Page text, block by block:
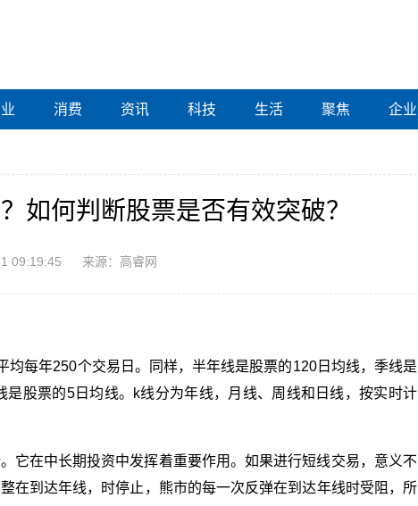
消费 资讯 科技 生活 聚焦 企业
如何判断股票是否有效突破？
09:19:45 来源：高睿网
均每年250个交易日。同样，半年线是股票的120日均线，季线是
股票的5日均线。k线分为年线，月线、周线和日线，按实时计
它在中长期投资中发挥着重要作用。如果进行短线交易，意义不
在到达年线，时停止，熊市的每一次反弹在到达年线时受阻，所